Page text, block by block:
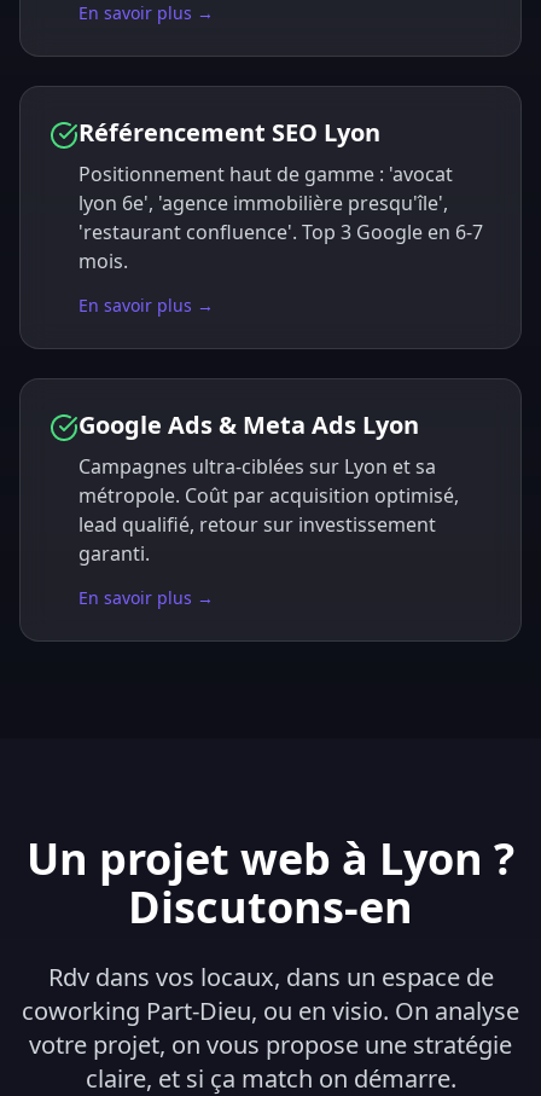
En savoir plus →
Référencement SEO Lyon
Positionnement haut de gamme : 'avocat
lyon 6e', 'agence immobilière presqu'île',
'restaurant confluence'. Top 3 Google en 6-7
mois.
En savoir plus →
Google Ads & Meta Ads Lyon
Campagnes ultra-ciblées sur Lyon et sa
métropole. Coût par acquisition optimisé,
lead qualifié, retour sur investissement
garanti.
En savoir plus →
Un projet web à Lyon ?
Discutons-en
Rdv dans vos locaux, dans un espace de
coworking Part-Dieu, ou en visio. On analyse
votre projet, on vous propose une stratégie
claire, et si ça match on démarre.